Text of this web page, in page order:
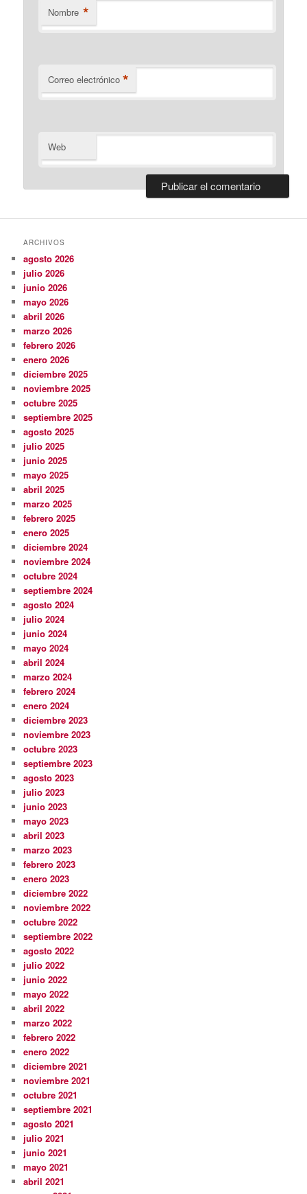
Nombre *
Correo electrónico *
Web
ARCHIVOS
agosto 2026
julio 2026
junio 2026
mayo 2026
abril 2026
marzo 2026
febrero 2026
enero 2026
diciembre 2025
noviembre 2025
octubre 2025
septiembre 2025
agosto 2025
julio 2025
junio 2025
mayo 2025
abril 2025
marzo 2025
febrero 2025
enero 2025
diciembre 2024
noviembre 2024
octubre 2024
septiembre 2024
agosto 2024
julio 2024
junio 2024
mayo 2024
abril 2024
marzo 2024
febrero 2024
enero 2024
diciembre 2023
noviembre 2023
octubre 2023
septiembre 2023
agosto 2023
julio 2023
junio 2023
mayo 2023
abril 2023
marzo 2023
febrero 2023
enero 2023
diciembre 2022
noviembre 2022
octubre 2022
septiembre 2022
agosto 2022
julio 2022
junio 2022
mayo 2022
abril 2022
marzo 2022
febrero 2022
enero 2022
diciembre 2021
noviembre 2021
octubre 2021
septiembre 2021
agosto 2021
julio 2021
junio 2021
mayo 2021
abril 2021